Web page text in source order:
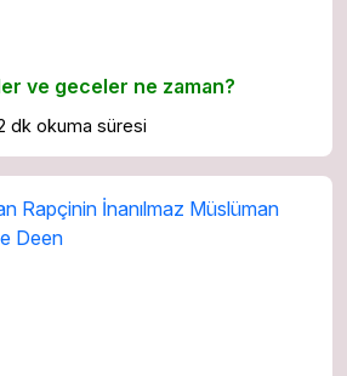
ve geceler ne zaman?
dk okuma süresi